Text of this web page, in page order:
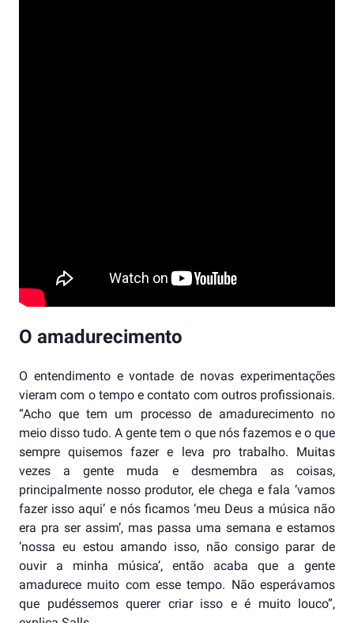
O amadurecimento
O entendimento e vontade de novas experimentações
vieram com o tempo e contato com outros profissionais.
“Acho que tem um processo de amadurecimento no
meio disso tudo. A gente tem o que nós fazemos e o que
sempre quisemos fazer e leva pro trabalho. Muitas
vezes a gente muda e desmembra as coisas,
principalmente nosso produtor, ele chega e fala ‘vamos
fazer isso aqui’ e nós ficamos ‘meu Deus a música não
era pra ser assim’, mas passa uma semana e estamos
‘nossa eu estou amando isso, não consigo parar de
ouvir a minha música’, então acaba que a gente
amadurece muito com esse tempo. Não esperávamos
que pudéssemos querer criar isso e é muito louco”,